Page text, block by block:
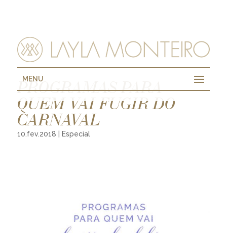
MENU
PROGRAMAS PARA
QUEM VAI FUGIR DO
CARNAVAL
10.fev.2018 Especial